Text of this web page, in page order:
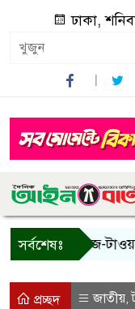
ঢাকা,
সর্বশেষঃ
শুধু আওয়াজ-টাওয়াজ
প্রচ্ছদ জাতীয়,